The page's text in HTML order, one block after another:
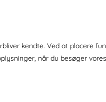
kendte. Ved at placere
når du besøger